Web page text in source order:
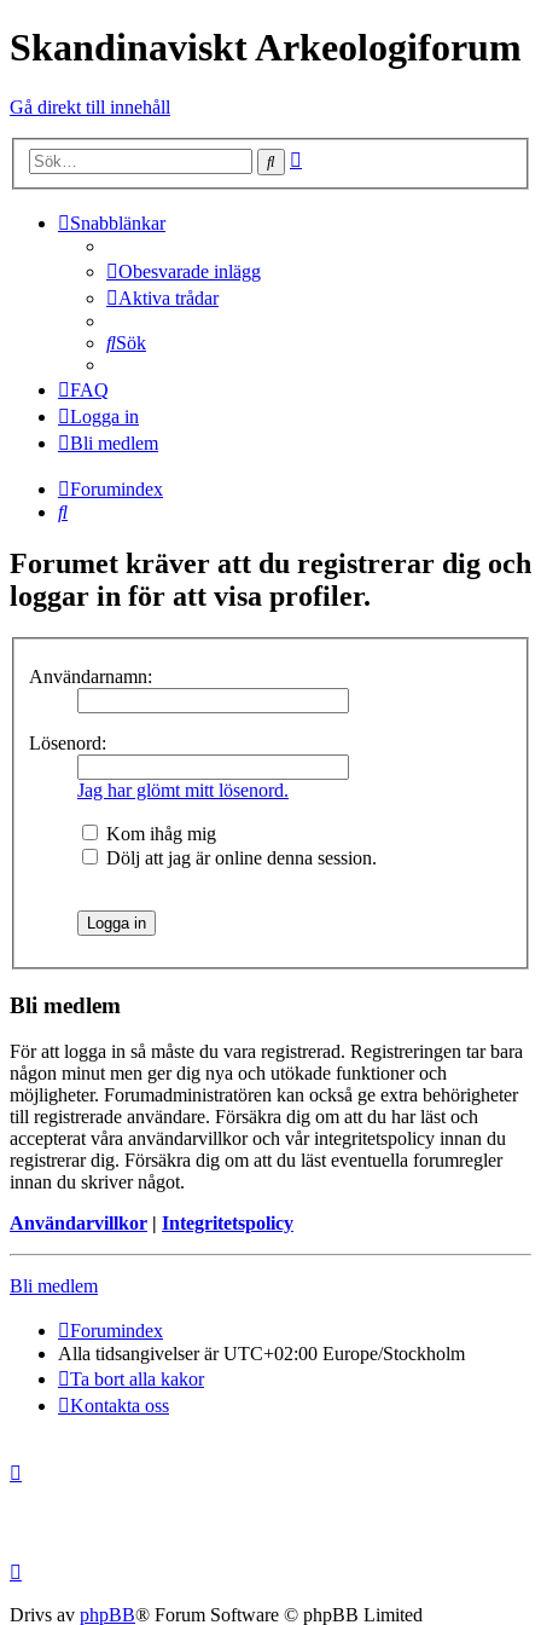
Skandinaviskt Arkeologiforum
Gå direkt till innehåll
Sök
Snabblänkar
Obesvarade inlägg
Aktiva trådar
Sök
FAQ
Logga in
Bli medlem
Forumindex
Sök
Forumet kräver att du registrerar dig och
loggar in för att visa profiler.
Användarnamn:
Lösenord:
Jag har glömt mitt lösenord.
Kom ihåg mig
Dölj att jag är online denna session.
Bli medlem
För att logga in så måste du vara registrerad. Registreringen tar bara
någon minut men ger dig nya och utökade funktioner och
möjligheter. Forumadministratören kan också ge extra behörigheter
till registrerade användare. Försäkra dig om att du har läst och
accepterat våra användarvillkor och vår integritetspolicy innan du
registrerar dig. Försäkra dig om att du läst eventuella forumregler
innan du skriver något.
Användarvillkor | Integritetspolicy
Bli medlem
Forumindex
Alla tidsangivelser är UTC+02:00 Europe/Stockholm
Ta bort alla kakor
Kontakta oss
Drivs av phpBB® Forum Software © phpBB Limited